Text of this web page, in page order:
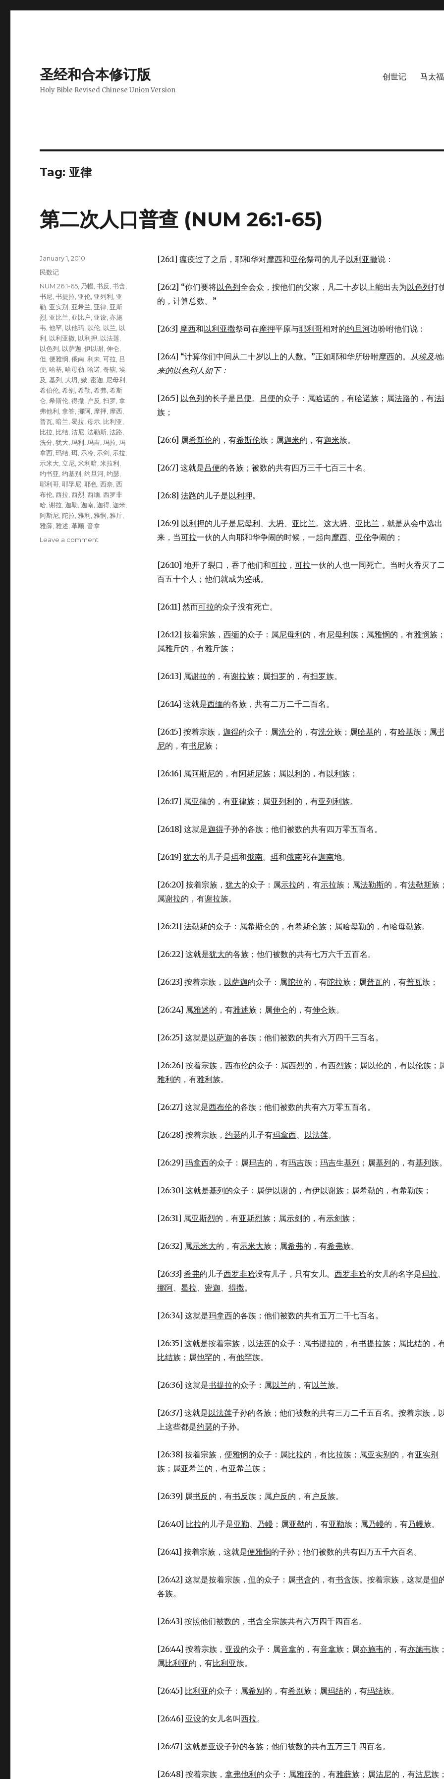
圣经和合本修订版
Holy Bible Revised Chinese Union Version
创世记 马太
Tag: 亚律
第二次人口普查 (NUM 26:1-65)
[26:1] 瘟疫过了之后，耶和华对摩西和亚伦祭司的儿子以利亚撒说：
[26:2] “你们要将以色列全会众，按他们的父家，凡二十岁以上能出去为以色列打
的，计算总数。”
[26:3] 摩西和以利亚撒祭司在摩押平原与耶利哥相对的约旦河边吩咐他们说：
[26:4] “计算你们中间从二十岁以上的人数。”正如耶和华所吩咐摩西的。 从埃及地
来的以色列人如下：
[26:5] 以色列的长子是吕便。 吕便的众子：属哈诺的，有哈诺族；属法路的，有法
族；
[26:6] 属希斯伦的，有希斯伦族；属迦米的，有迦米族。
[26:7] 这就是吕便的各族；被数的共有四万三千七百三十名。
[26:8] 法路的儿子是以利押。
[26:9] 以利押的儿子是尼母利、 大坍、 亚比兰。这大坍、 亚比兰 ，就是从会中选出
来，当可拉一伙的人向耶和华争闹的时候，一起向摩西、 亚伦争闹的；
[26:10] 地开了裂口，吞了他们和可拉 ， 可拉一伙的人也一同死亡。当时火吞灭了
百五十个人；他们就成为鉴戒。
[26:11] 然而可拉的众子没有死亡。
[26:12] 按着宗族， 西缅的众子：属尼母利的，有尼母利族；属雅悯的，有雅悯族
属雅斤的，有雅斤族；
[26:13] 属谢拉的，有谢拉族；属扫罗的，有扫罗族。
[26:14] 这就是西缅的各族，共有二万二千二百名。
[26:15] 按着宗族， 迦得的众子：属洗分的，有洗分族；属哈基的，有哈基族；属
尼的，有书尼族；
[26:16] 属阿斯尼的，有阿斯尼族；属以利的，有以利族；
[26:17] 属亚律的，有亚律族；属亚列利的，有亚列利族。
[26:18] 这就是迦得子孙的各族；他们被数的共有四万零五百名。
[26:19] 犹大的儿子是珥和俄南。 珥和俄南死在迦南地。
[26:20] 按着宗族， 犹大的众子：属示拉的，有示拉族；属法勒斯的，有法勒斯族
属谢拉的，有谢拉族。
[26:21] 法勒斯的众子：属希斯仑的，有希斯仑族；属哈母勒的，有哈母勒族。
[26:22] 这就是犹大的各族；他们被数的共有七万六千五百名。
[26:23] 按着宗族， 以萨迦的众子：属陀拉的，有陀拉族；属普瓦的，有普瓦族；
[26:24] 属雅述的，有雅述族；属伸仑的，有伸仑族。
[26:25] 这就是以萨迦的各族；他们被数的共有六万四千三百名。
[26:26] 按着宗族， 西布伦的众子：属西烈的，有西烈族；属以伦的，有以伦族；
雅利的，有雅利族。
[26:27] 这就是西布伦的各族；他们被数的共有六万零五百名。
[26:28] 按着宗族， 约瑟的儿子有玛拿西、 以法莲。
[26:29] 玛拿西的众子：属玛吉的，有玛吉族； 玛吉生基列 ；属基列的，有基列族
[26:30] 这就是基列的众子：属伊以谢的，有伊以谢族；属希勒的，有希勒族；
[26:31] 属亚斯烈的，有亚斯烈族；属示剑的，有示剑族；
[26:32] 属示米大的，有示米大族；属希弗的，有希弗族。
[26:33] 希弗的儿子西罗非哈没有儿子，只有女儿。 西罗非哈的女儿的名字是玛拉
挪阿、 曷拉、 密迦、 得撒。
[26:34] 这就是玛拿西的各族；他们被数的共有五万二千七百名。
[26:35] 这就是按着宗族， 以法莲的众子：属书提拉的，有书提拉族；属比结的，
比结族；属他罕的，有他罕族。
[26:36] 这就是书提拉的众子：属以兰的，有以兰族。
[26:37] 这就是以法莲子孙的各族；他们被数的共有三万二千五百名。按着宗族，
上这些都是约瑟的子孙。
[26:38] 按着宗族， 便雅悯的众子：属比拉的，有比拉族；属亚实别的，有亚实别
族；属亚希兰的，有亚希兰族；
[26:39] 属书反的，有书反族；属 户反的，有户反族。
[26:40] 比拉的儿子是亚勒、 乃幔 ；属亚勒的，有亚勒族；属乃幔的，有乃幔族。
[26:41] 按着宗族，这就是便雅悯的子孙；他们被数的共有四万五千六百名。
[26:42] 这就是按着宗族， 但的众子：属书含的，有书含族。按着宗族，这就是但
各族。
[26:43] 按照他们被数的， 书含全宗族共有六万四千四百名。
[26:44] 按着宗族， 亚设的众子：属音拿的，有音拿族；属亦施韦的，有亦施韦族
属比利亚的，有比利亚族。
[26:45] 比利亚的众子：属希别的，有希别族；属玛结的，有玛结族。
[26:46] 亚设的女儿名叫西拉。
[26:47] 这就是亚设子孙的各族；他们被数的共有五万三千四百名。
[26:48] 按着宗族， 拿弗他利的众子：属雅薛的，有雅薛族；属沽尼的，有沽尼族
Posted
on
January 1, 2010
Categories
民数记
Tags
NUM 26:1-65 乃幔 ,书反 ,书含
书尼 ,书提拉 亚伦 亚列利 亚
勒 亚实别 亚希兰 亚律 亚斯
烈 亚比兰 亚比户 亚设 ,亦施
韦 ,他罕 以他玛 以伦 以兰 以
利 以利亚撒 以利押 以法莲
以色列 以萨迦 ,伊以谢 ,伸仑
但 ,便雅悯 ,俄南 ,利未 ,可拉 吕
便 ,哈基 ,哈母勒 ,哈诺 ,哥辖 ,埃
及 ,基列 大坍 ,嫩 密迦 尼母利
希伯伦 ,希别 ,希勒 ,希弗 ,希斯
仑 ,希斯伦 ,得撒 户反 ,扫罗 ,拿
弗他利 ,拿答 ,挪阿 摩押 摩西
普瓦 ,暗兰 ,曷拉 ,母示 比利亚
比拉 比结 ,沽尼 ,法勒斯 ,法路
洗分 ,犹大 ,玛利 ,玛吉 ,玛拉 ,玛
拿西 ,玛结 ,珥 示冷 示剑 示拉
示米大 立尼 ,米利暗 ,米拉利
约书亚 ,约基别 ,约旦河 ,约瑟
耶利哥 ,耶孚尼 ,耶色 ,西奈 ,西
布伦 ,西拉 ,西烈 ,西缅 ,西罗非
哈 ,谢拉 ,迦勒 ,迦南 ,迦得 ,迦米
阿斯尼 ,陀拉 雅利 雅悯 雅斤
雅薛 雅述 ,革顺 ,音拿
Leave a comment